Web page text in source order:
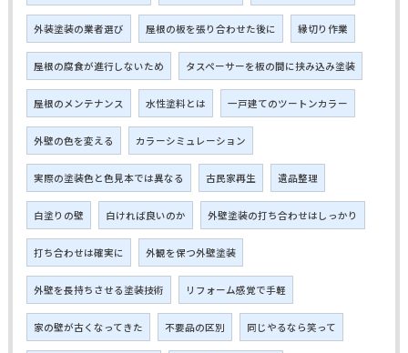
外装塗装の業者選び 屋根の板を張り合わせた後に 縁切り作業
屋根の腐食が進行しないため タスペーサーを板の間に挟み込み塗装
屋根のメンテナンス 水性塗料とは 一戸建てのツートンカラー
外壁の色を変える カラーシミュレーション
実際の塗装色と色見本では異なる 古民家再生 遺品整理
白塗りの壁 白ければ良いのか 外壁塗装の打ち合わせはしっかり
打ち合わせは確実に 外観を保つ外壁塗装
外壁を長持ちさせる塗装技術 リフォーム感覚で手軽
家の壁が古くなってきた 不要品の区別 同じやるなら笑って